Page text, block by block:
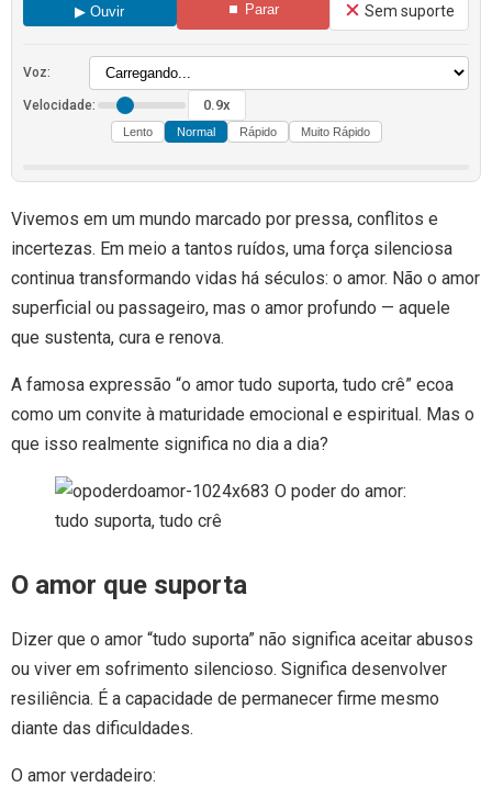
▶ Ouvir ⏹ Parar Sem suporte
Voz:
Velocidade: 0.9x
Lento Normal Rápido Muito Rápido
Vivemos em um mundo marcado por pressa, conflitos e
incertezas. Em meio a tantos ruídos, uma força silenciosa
continua transformando vidas há séculos: o amor. Não o amor
superficial ou passageiro, mas o amor profundo — aquele
que sustenta, cura e renova.
A famosa expressão “o amor tudo suporta, tudo crê” ecoa
como um convite à maturidade emocional e espiritual. Mas o
que isso realmente significa no dia a dia?
O amor que suporta
Dizer que o amor “tudo suporta” não significa aceitar abusos
ou viver em sofrimento silencioso. Significa desenvolver
resiliência. É a capacidade de permanecer firme mesmo
diante das dificuldades.
O amor verdadeiro: